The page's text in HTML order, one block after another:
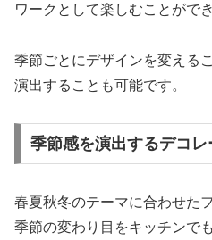
ワークとして楽しむことができ
季節ごとにデザインを変える
演出することも可能です。
季節感を演出するデコレ
春夏秋冬のテーマに合わせた
季節の変わり目をキッチンで